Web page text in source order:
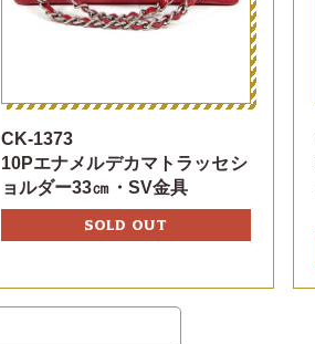
CK-1373
10Pエナメルデカマトラッセシ
ョルダー33㎝・SV金具
SOLD OUT